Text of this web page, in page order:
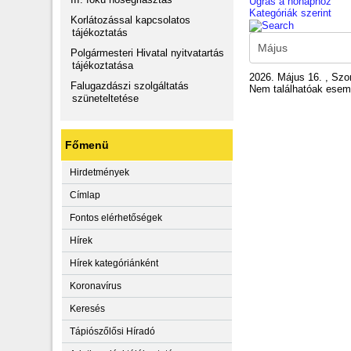
Korlátozással kapcsolatos
tájékoztatás
Polgármesteri Hivatal nyitvatartás
tájékoztatása
Falugazdászi szolgáltatás
szüneteltetése
Főmenü
Hirdetmények
Címlap
Fontos elérhetőségek
Hírek
Hírek kategóriánként
Koronavírus
Keresés
Tápiószőlősi Híradó
Kategóriák szerint
2026. Május 16. ,
Nem találhatóak